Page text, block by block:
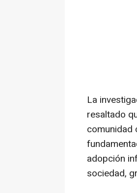
La
resaltado
comunidad
adopción
sociedad,